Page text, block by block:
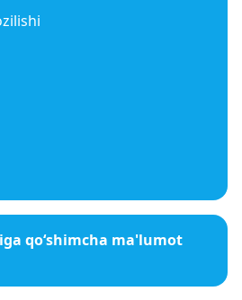
qo‘shimcha ma'lumot